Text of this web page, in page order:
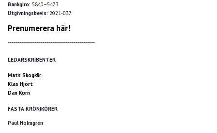
Bankgiro: 5840–5473
Utgivningsbevis: 2021-037
Prenumerera här!
*********************************************
LEDARSKRIBENTER
Mats Skogkär
Klas Hjort
Dan Korn
FASTA KRÖNIKÖRER
Paul Holmgren